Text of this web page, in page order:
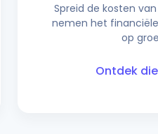
Spreid de kosten
nemen het
op
Ontdek